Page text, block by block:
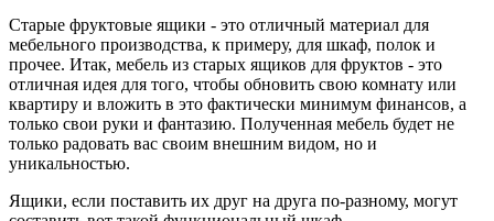
Старые фруктовые ящики - это отличный материал для
мебельного производства, к примеру, для шкаф, полок и
прочее. Итак, мебель из старых ящиков для фруктов - это
отличная идея для того, чтобы обновить свою комнату или
квартиру и вложить в это фактически минимум финансов, а
только свои руки и фантазию. Полученная мебель будет не
только радовать вас своим внешним видом, но и
уникальностью.
Ящики, если поставить их друг на друга по-разному, могут